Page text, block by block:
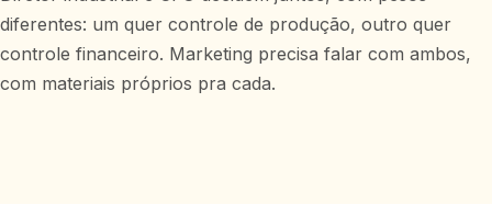
diferentes: um quer controle de produção, outro quer
controle financeiro. Marketing precisa falar com ambos,
com materiais próprios pra cada.